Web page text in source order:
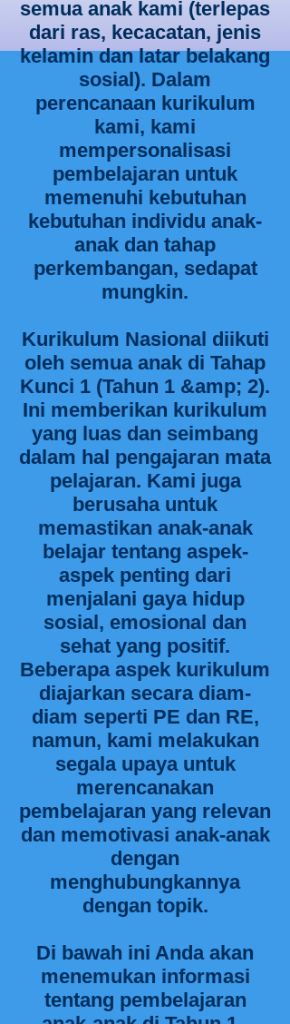
semua anak kami (terlepas
dari ras, kecacatan, jenis
kelamin dan latar belakang
sosial). Dalam
perencanaan kurikulum
kami, kami
mempersonalisasi
pembelajaran untuk
memenuhi kebutuhan
kebutuhan individu anak-
anak dan tahap
perkembangan, sedapat
mungkin.
Kurikulum Nasional diikuti
oleh semua anak di Tahap
Kunci 1 (Tahun 1 &amp; 2).
Ini memberikan kurikulum
yang luas dan seimbang
dalam hal pengajaran mata
pelajaran. Kami juga
berusaha untuk
memastikan anak-anak
belajar tentang aspek-
aspek penting dari
menjalani gaya hidup
sosial, emosional dan
sehat yang positif.
Beberapa aspek kurikulum
diajarkan secara diam-
diam seperti PE dan RE,
namun, kami melakukan
segala upaya untuk
merencanakan
pembelajaran yang relevan
dan memotivasi anak-anak
dengan
menghubungkannya
dengan topik.
Di bawah ini Anda akan
menemukan informasi
tentang pembelajaran